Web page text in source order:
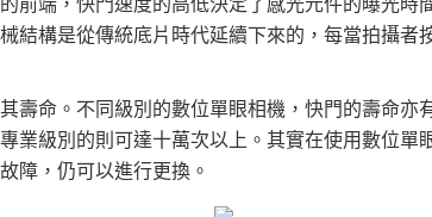
結構是從傳統底片時代延續下來的，每當拍攝者
壽命。不同級別的數位單眼相機，快門的壽命亦
業級別的則可達十萬次以上。其實在使用數位單
障，仍可以進行更換。